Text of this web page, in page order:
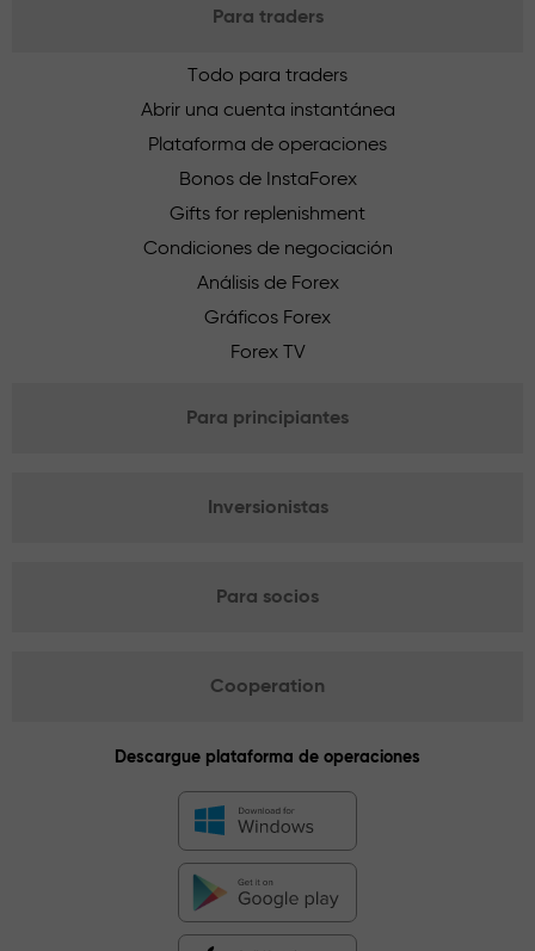
Para traders
Todo para traders
Abrir una cuenta instantánea
Plataforma de operaciones
Bonos de InstaForex
Gifts for replenishment
Condiciones de negociación
Análisis de Forex
Gráficos Forex
Forex TV
Para principiantes
Inversionistas
Para socios
Cooperation
Descargue plataforma de operaciones